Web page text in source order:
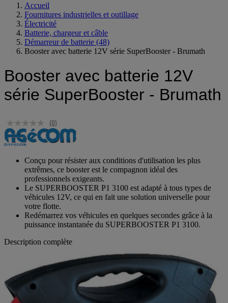
Accueil
Fournitures industrielles et outillage
Électricité
Batterie, chargeur et câble
Démarreur de batterie (48)
Booster avec batterie 12V série SuperBooster - Brumath
Booster avec batterie 12V
série SuperBooster - Brumath
(0)
Conçu pour résister aux conditions d'utilisation les plus
extrêmes, ce booster est le compagnon idéal des
professionnels exigeants.
Le SUPERBOOSTER P1 3100 est adapté à tous types de
véhicules 12V, ce qui en fait une solution universelle pour
votre flotte.
Redémarrez vos véhicules en quelques secondes grâce à la
puissance instantanée du SUPERBOOSTER P1 3100.
Description complète